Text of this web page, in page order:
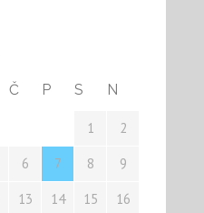
Č P S N
1 2
6 7 8 9
13 14 15 16